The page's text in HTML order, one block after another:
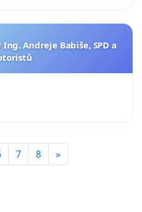
Andreje Babiše, SPD a
7 8 »